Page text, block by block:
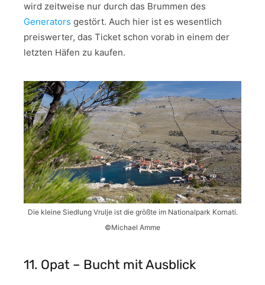
wird zeitweise nur durch das Brummen des
Generators gestört. Auch hier ist es wesentlich
preiswerter, das Ticket schon vorab in einem der
letzten Häfen zu kaufen.
Die kleine Siedlung Vrulje ist die größte im Nationalpark Kornati.
©Michael Amme
11. Opat – Bucht mit Ausblick